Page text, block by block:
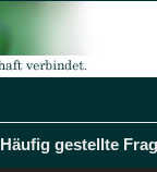
Häufig gestellte